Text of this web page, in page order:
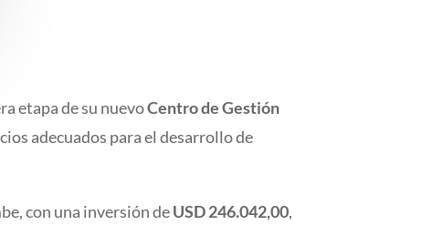
etapa de su nuevoCentro de Gestión
adecuados para el desarrollo de
con una inversión deUSD 246.042,00,